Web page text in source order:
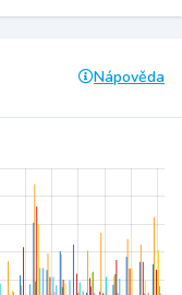
Nápověda